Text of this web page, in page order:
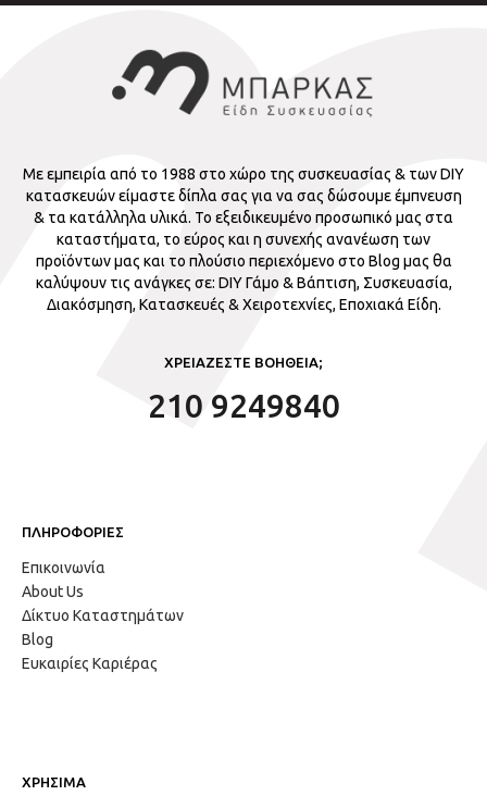
Με εμπειρία από το 1988 στο χώρο της συσκευασίας & των DIY
κατασκευών είμαστε δίπλα σας για να σας δώσουμε έμπνευση
& τα κατάλληλα υλικά. Το εξειδικευμένο προσωπικό μας στα
καταστήματα, το εύρος και η συνεχής ανανέωση των
προϊόντων μας και το πλούσιο περιεχόμενο στο Blog μας θα
καλύψουν τις ανάγκες σε: DIY Γάμο & Βάπτιση, Συσκευασία,
Διακόσμηση, Κατασκευές & Χειροτεχνίες, Εποχιακά Είδη.
ΧΡΕΙΑΖΕΣΤΕ ΒΟΗΘΕΙΑ;
210 9249840
ΠΛΗΡΟΦΟΡΙΕΣ
Επικοινωνία
About Us
Δίκτυο Καταστημάτων
Blog
Ευκαιρίες Καριέρας
ΧΡΗΣΙΜΑ